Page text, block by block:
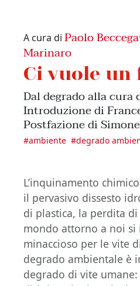
A cura di Paolo
Marinaro
Ci vuole un
Dal degrado alla cura
Introduzione di
Postfazione di
#ambiente #degrado
L’inquinamento
il pervasivo dissesto
di plastica, la perdita
mondo attorno a noi si
minaccioso per le vite
degrado ambientale è
degrado di vite